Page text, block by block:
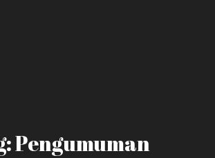
Pengumuman